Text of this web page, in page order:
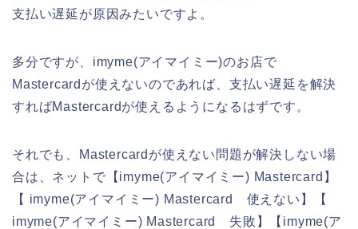
支払い遅延が原因みたいですよ。
多分ですが、imyme(アイマイミー)のお店で
Mastercardが使えないのであれば、支払い遅延を解決
すればMastercardが使えるようになるはずです。
それでも、Mastercardが使えない問題が解決しない場
合は、ネットで【imyme(アイマイミー) Mastercard】
【 imyme(アイマイミー) Mastercard 使えない】【
imyme(アイマイミー) Mastercard 失敗】【imyme(ア